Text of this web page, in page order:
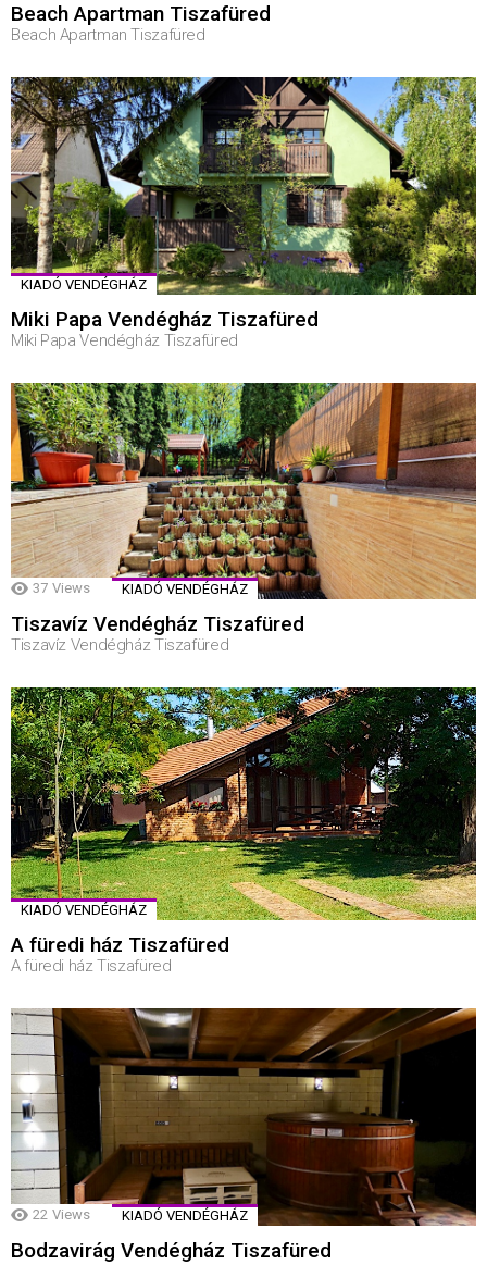
Beach Apartman Tiszafüred
Beach Apartman Tiszafüred
KIADÓ VENDÉGHÁZ
Miki Papa Vendégház Tiszafüred
Miki Papa Vendégház Tiszafüred
37 Views KIADÓ VENDÉGHÁZ
Tiszavíz Vendégház Tiszafüred
Tiszavíz Vendégház Tiszafüred
KIADÓ VENDÉGHÁZ
A füredi ház Tiszafüred
A füredi ház Tiszafüred
22 Views KIADÓ VENDÉGHÁZ
Bodzavirág Vendégház Tiszafüred